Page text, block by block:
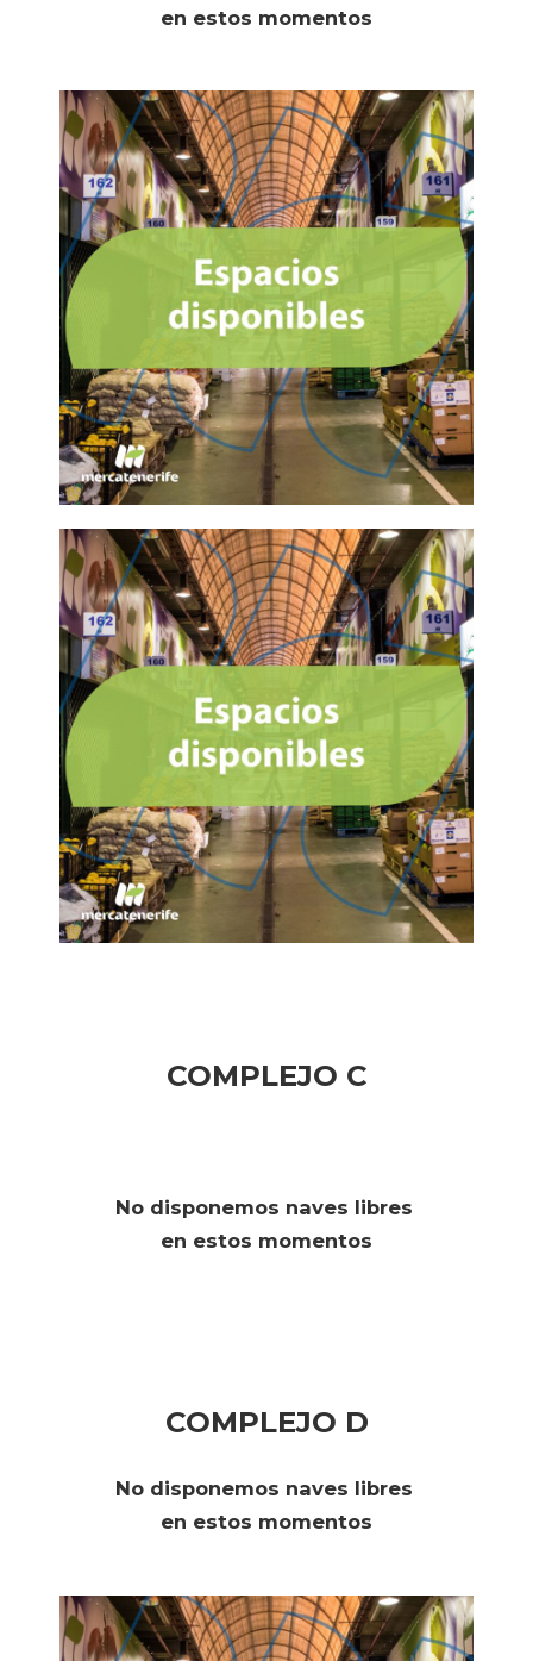
en estos momentos
COMPLEJO C
No disponemos naves libres
en estos momentos
COMPLEJO D
No disponemos naves libres
en estos momentos